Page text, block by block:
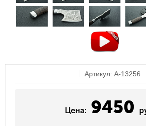
Артикул: A-13256
Цена: 9450